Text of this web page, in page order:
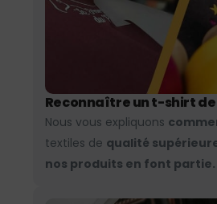
Reconnaître un t-shirt
Nous vous expliquons
textiles de qualité
nos produits en font partie.